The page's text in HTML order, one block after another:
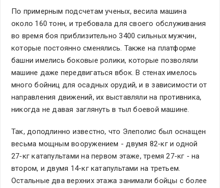
По примерным подсчетам ученых, весила машина
около 160 тонн, и требовала для своего обслуживания
во время боя приблизительно 3400 сильных мужчин,
которые постоянно сменялись. Также на платформе
башни имелись боковые ролики, которые позволяли
машине даже передвигаться вбок. В стенах имелось
много бойниц для осадных орудий, и в зависимости от
направления движений, их выставляли на противника,
никогда не давая заглянуть в тыл боевой машине.
Так, доподлинно известно, что Элеполис был оснащен
весьма мощным вооружением - двумя 82-кг и одной
27-кг катапультами на первом этаже, тремя 27-кг - на
втором, и двумя 14-кг катапультами на третьем.
Остальные два верхних этажа занимали бойцы с более